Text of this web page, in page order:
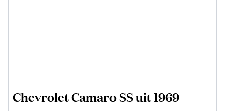
Chevrolet Camaro SS uit 1969